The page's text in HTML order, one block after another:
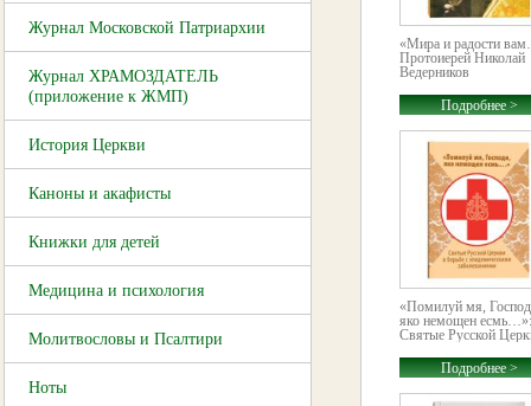
Журнал Московской Патриархии
Журнал ХРАМОЗДАТЕЛЬ
(приложение к ЖМП)
История Церкви
Каноны и акафисты
Книжки для детей
Медицина и психология
Молитвословы и Псалтири
Ноты
«Мира и радости
Протоиерей Николай
Ведерников
Подробнее >
«Помилуй мя,
яко немощен есмь…»:
Святые Русской
Подробнее >